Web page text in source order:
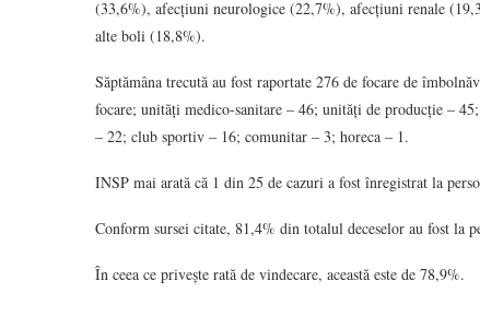
(33,6%), afecțiuni neurologice (22,7%), afecțiuni renale
alte boli (18,8%).
Săptămâna trecută au fost raportate 276 de focare de
focare; unități medico-sanitare – 46; unități de producție –
– 22; club sportiv – 16; comunitar – 3; horeca – 1.
INSP mai arată că 1 din 25 de cazuri a fost înregistrat la
Conform sursei citate, 81,4% din totalul deceselor au fost la
În ceea ce privește rată de vindecare, această este de 78,9%.